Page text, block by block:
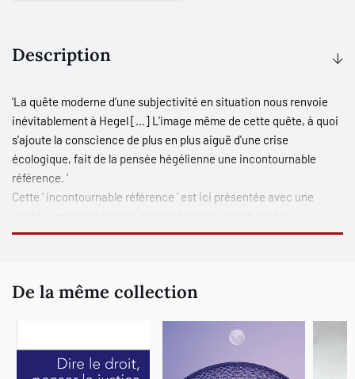
Description
'La quête moderne d'une subjectivité en situation nous renvoie
inévitablement à Hegel [...] L'image même de cette quête, à quoi
s'ajoute la conscience de plus en plus aiguë d'une crise
écologique, fait de la pensée hégélienne une incontournable
référence. '
Cette ' incontournable référence ' est ici présentée avec une
interpellée par les problèmes contemporains. Ce livre est une
marqué toute l'histoire de la philosophie occidentale et qui
Ce livre annonce les travaux ultérieurs de Charles Taylor sur les
sources de l'identité moderne. Il représente une introduction d'un
limpidité exemplaire aux principaux dilemmes de la philosophie et
De la même collection